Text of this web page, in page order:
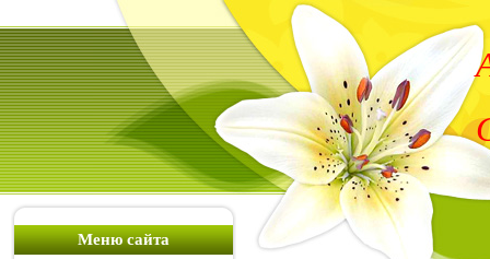
Меню сайта